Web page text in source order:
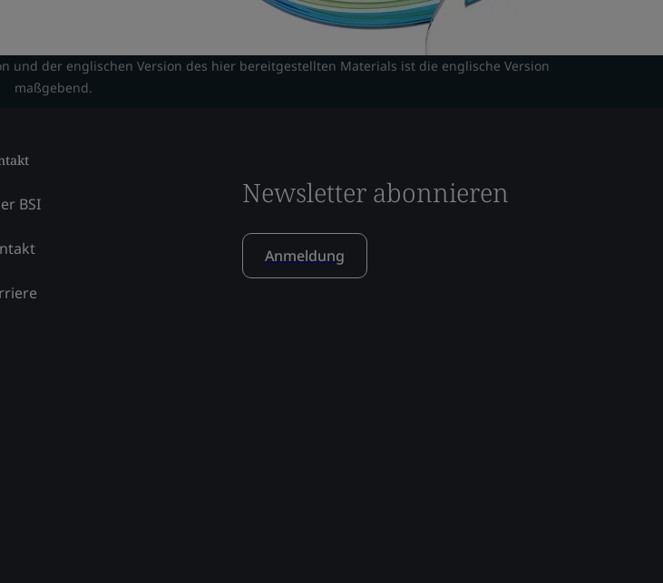
und der englischen Version des hier bereitgestellten Materials ist die englische Version
maßgebend.
BSI Newsletter abonnieren
Anmeldung